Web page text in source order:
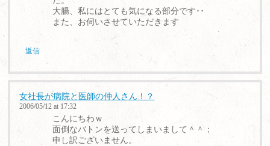
大腸、私にはとても気になる部分です･･
また、お伺いさせていただきます
返信
女社長が病院と医師の仲人さん！？
2006/05/12 at 17:32
こんにちわｗ
面倒なバトンを送ってしまいまして＾＾；
申し訳ございません。